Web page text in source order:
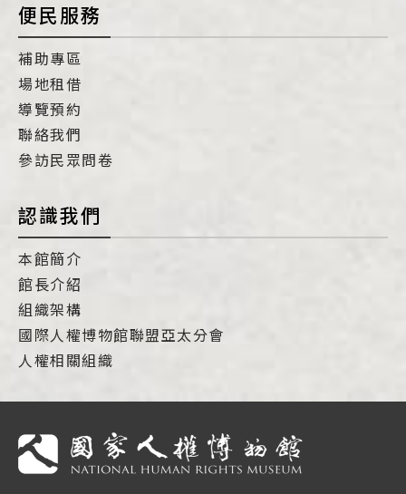
便民服務
補助專區
場地租借
導覽預約
聯絡我們
參訪民眾問卷
認識我們
本館簡介
館長介紹
組織架構
國際人權博物館聯盟亞太分會
人權相關組織